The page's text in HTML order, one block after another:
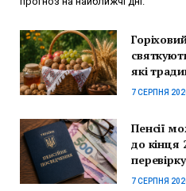
які
7 СЕРПНЯ
Пенсії
до кінця
перевірку
7 СЕРПНЯ